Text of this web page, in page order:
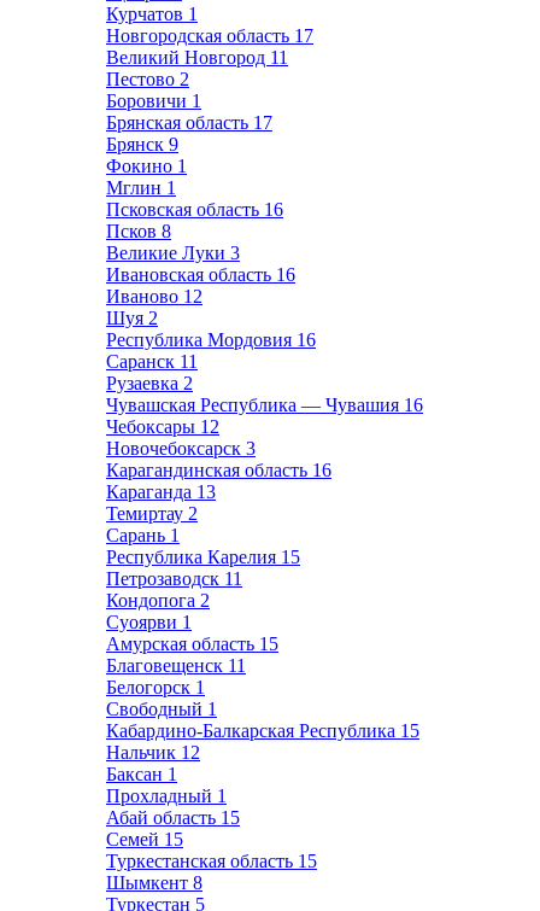
Курчатов 1
Новгородская область 17
Великий Новгород 11
Пестово 2
Боровичи 1
Брянская область 17
Брянск 9
Фокино 1
Мглин 1
Псковская область 16
Псков 8
Великие Луки 3
Ивановская область 16
Иваново 12
Шуя 2
Республика Мордовия 16
Саранск 11
Рузаевка 2
Чувашская Республика — Чувашия 16
Чебоксары 12
Новочебоксарск 3
Карагандинская область 16
Караганда 13
Темиртау 2
Сарань 1
Республика Карелия 15
Петрозаводск 11
Кондопога 2
Суоярви 1
Амурская область 15
Благовещенск 11
Белогорск 1
Свободный 1
Кабардино-Балкарская Республика 15
Нальчик 12
Баксан 1
Прохладный 1
Абай область 15
Семей 15
Туркестанская область 15
Шымкент 8
Туркестан 5